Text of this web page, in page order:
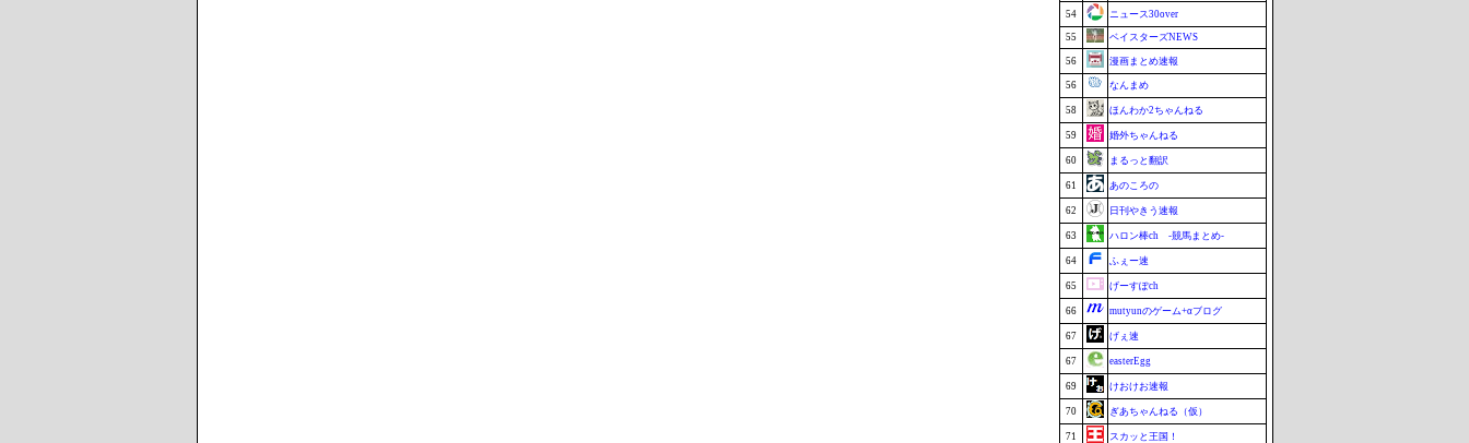
54
ニュース30over
55 ベイスターズNEWS
56 漫画まとめ速報
56 なんまめ
58 ほんわか2ちゃんねる
59 婚外ちゃんねる
60 まるっと翻訳
61 あのころの
62 日刊やきう速報
63 ハロン棒ch -競馬まとめ-
64 ふぇー速
65 げーすぽch
66 mutyunのゲーム+αブログ
67 げぇ速
67 easterEgg
69 けおけお速報
70 ぎあちゃんねる（仮）
71 スカッと王国！